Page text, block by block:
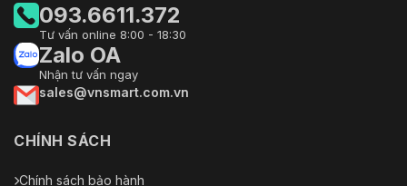
093.6611.372
Tư vấn online 8:00 - 18:30
Zalo OA
Nhận tư vấn ngay
sales@vnsmart.com.vn
CHÍNH SÁCH
Chính sách bảo hành